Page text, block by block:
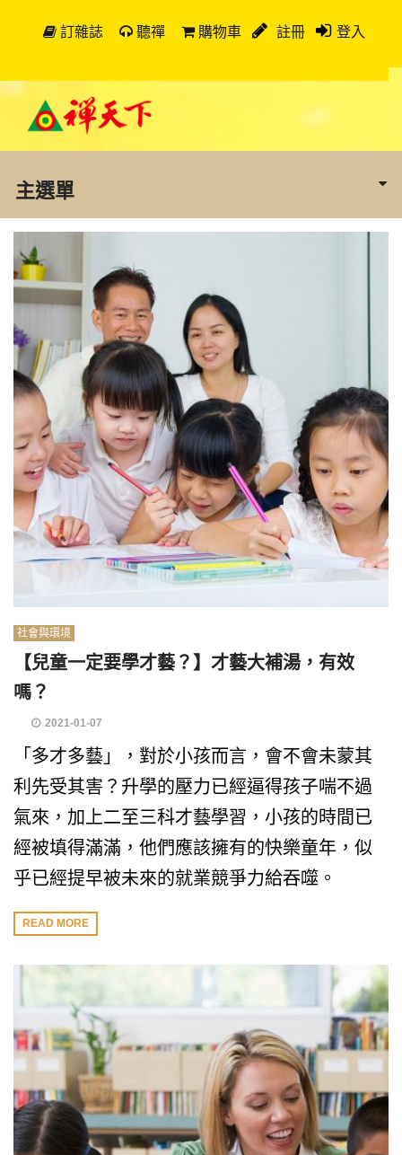
訂雜誌 聽禪 購物車 註冊 登入
主選單
社會與環境
【兒童一定要學才藝？】才藝大補湯，有效
嗎？
2021-01-07
「多才多藝」，對於小孩而言，會不會未蒙其
利先受其害？升學的壓力已經逼得孩子喘不過
氣來，加上二至三科才藝學習，小孩的時間已
經被填得滿滿，他們應該擁有的快樂童年，似
乎已經提早被未來的就業競爭力給吞噬。
READ MORE